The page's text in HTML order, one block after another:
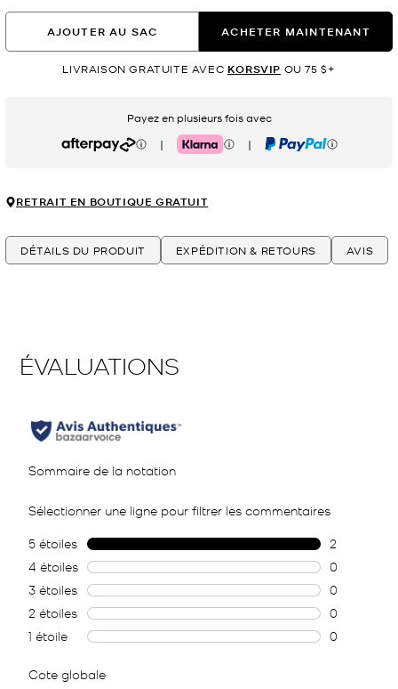
AJOUTER AU SAC ACHETER MAINTENANT
LIVRAISON GRATUITE AVEC KORSVIP OU 75 $+
Payez en plusieurs fois avec
Afterpay | Klarna | PayPal
RETRAIT EN BOUTIQUE GRATUIT
DÉTAILS DU PRODUIT EXPÉDITION & RETOURS AVIS